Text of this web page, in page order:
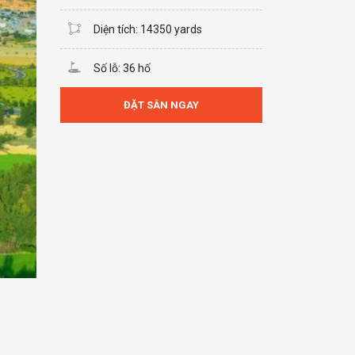
Diện tích: 14350 yards
Số lỗ: 36 hố
ĐẶT SÂN NGAY